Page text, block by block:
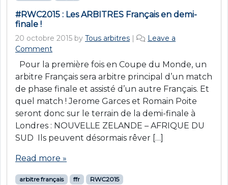
#RWC2015 : Les ARBITRES Français en demi-
finale !
20 octobre 2015 by Tous arbitres |
Leave a
Comment
Pour la première fois en Coupe du Monde, un
arbitre Français sera arbitre principal d’un match
de phase finale et assisté d’un autre Français. Et
quel match ! Jerome Garces et Romain Poite
seront donc sur le terrain de la demi-finale à
Londres : NOUVELLE ZELANDE – AFRIQUE DU
SUD Ils peuvent désormais rêver […]
Read more »
arbitre français ffr RWC2015